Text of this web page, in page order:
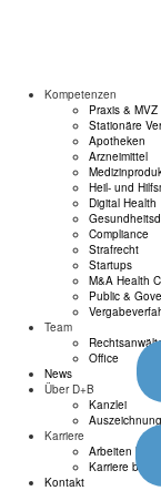
Kompetenzen
Praxis & MVZ
Stationäre
Apotheken
Arzneimittel
Heil- und
Digital Health
Compliance
Strafrecht
Startups
M&A Health
Public &
Team
Office
News
Über D+B
Kanzlei
Karriere
Arbeiten bei
Karriere bei
Kontakt